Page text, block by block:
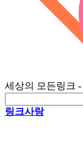
세상의 모든링크
링크사랑